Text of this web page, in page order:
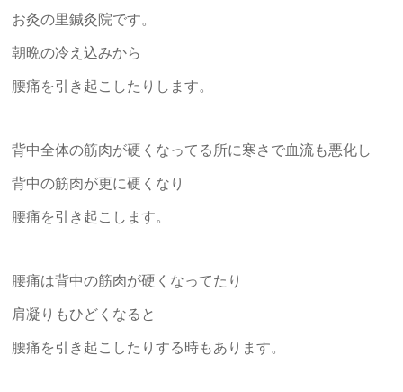
お灸の里鍼灸院です。
朝晩の冷え込みから
腰痛を引き起こしたりします。
背中全体の筋肉が硬くなってる所に寒さで血流も悪化し
背中の筋肉が更に硬くなり
腰痛を引き起こします。
腰痛は背中の筋肉が硬くなってたり
肩凝りもひどくなると
腰痛を引き起こしたりする時もあります。